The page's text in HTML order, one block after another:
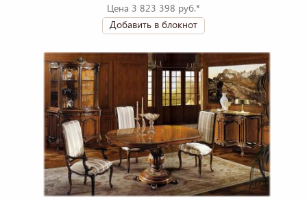
Цена 3 823 398 руб.*
Добавить в блокнот